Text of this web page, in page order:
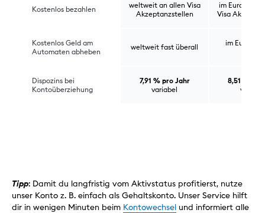
Kostenlos bezahlen
weltweit an allen Visa
Akzeptanzstellen
im Euroraum
Visa
Kostenlos Geld am
Automaten abheben
weltweit fast überall
im
Dispozins bei
Kontoüberziehung
7,91 % pro Jahr
variabel
8,51 % pro
Tipp: Damit du langfristig vom Aktivstatus profitierst, nutze
unser Konto z. B. einfach als Gehaltskonto. Unser Service hilft
dir in wenigen Minuten beim Kontowechsel und informiert alle